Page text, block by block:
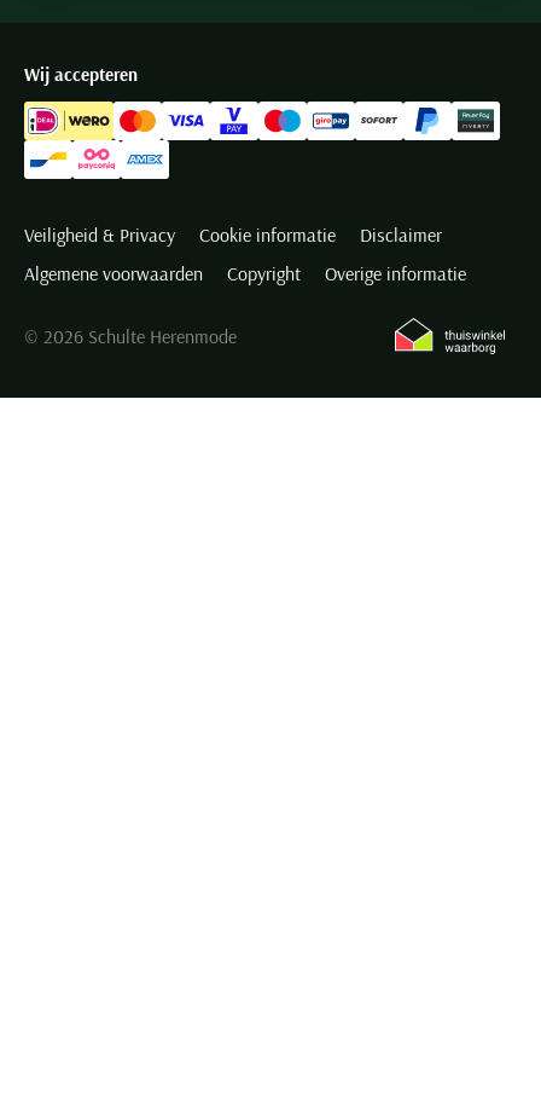
Wij accepteren
Veiligheid & Privacy Cookie informatie
Disclaimer
Algemene voorwaarden
Copyright Overige informatie
© 2026 Schulte Herenmode